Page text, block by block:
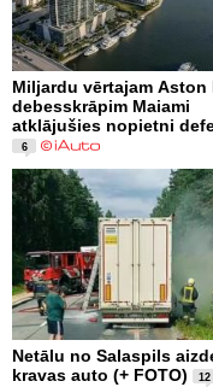
Miljardu vērtajam Aston
debesskrāpim Maiami
atklājušies nopietni
6
Netālu no Salaspils
kravas auto (+ FOTO)
12